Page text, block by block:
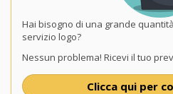
Hai bisogno di una grande
servizio logo?
Nessun problema! Ricevi il tuo
Clicca qui per